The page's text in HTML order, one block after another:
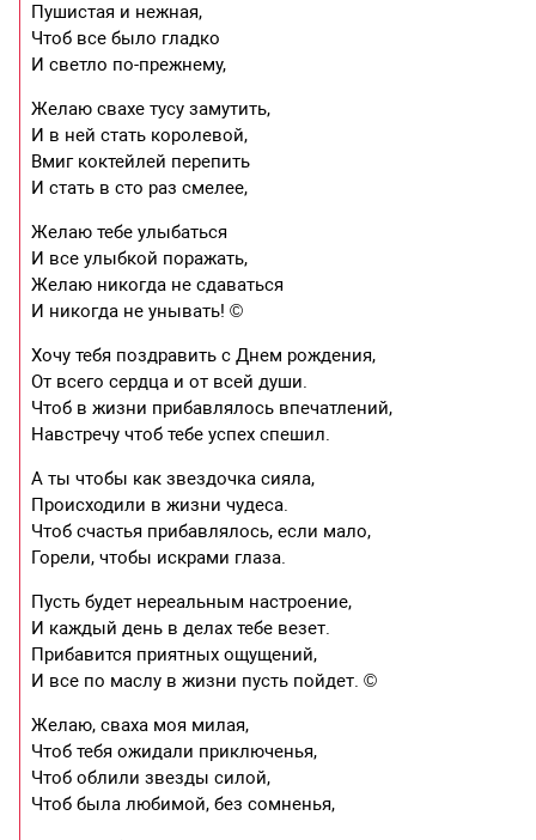
Пушистая и нежная,
Чтоб все было гладко
И светло по-прежнему,
Желаю свахе тусу замутить,
И в ней стать королевой,
Вмиг коктейлей перепить
И стать в сто раз смелее,
Желаю тебе улыбаться
И все улыбкой поражать,
Желаю никогда не сдаваться
И никогда не унывать! ©
Хочу тебя поздравить с Днем рождения,
От всего сердца и от всей души.
Чтоб в жизни прибавлялось впечатлений,
Навстречу чтоб тебе успех спешил.
А ты чтобы как звездочка сияла,
Происходили в жизни чудеса.
Чтоб счастья прибавлялось, если мало,
Горели, чтобы искрами глаза.
Пусть будет нереальным настроение,
И каждый день в делах тебе везет.
Прибавится приятных ощущений,
И все по маслу в жизни пусть пойдет. ©
Желаю, сваха моя милая,
Чтоб тебя ожидали приключенья,
Чтоб облили звезды силой,
Чтоб была любимой, без сомненья,